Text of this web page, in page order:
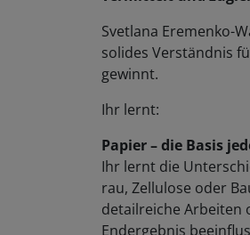
Svetlana Eremenko-
solides Verständnis
gewinnt.
Ihr lernt:
Papier – die Basis
Ihr lernt die
rau, Zellulose oder
detailreiche Arbeiten
Endergebnis